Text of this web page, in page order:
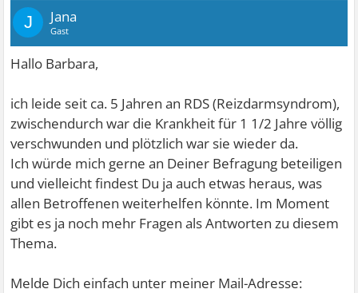
J Jana
Gast
Hallo Barbara,
ich leide seit ca. 5 Jahren an RDS (Reizdarmsyndrom),
zwischendurch war die Krankheit für 1 1/2 Jahre völlig
verschwunden und plötzlich war sie wieder da.
Ich würde mich gerne an Deiner Befragung beteiligen
und vielleicht findest Du ja auch etwas heraus, was
allen Betroffenen weiterhelfen könnte. Im Moment
gibt es ja noch mehr Fragen als Antworten zu diesem
Thema.
Melde Dich einfach unter meiner Mail-Adresse: